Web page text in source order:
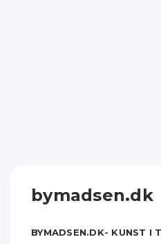
bymadsen.dk
BYMADSEN.DK- KUNST I